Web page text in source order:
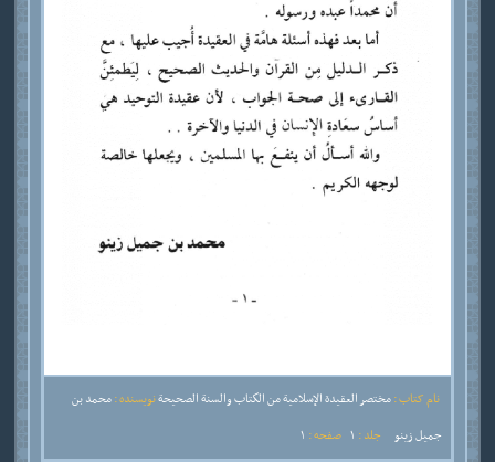
نام کتاب :مختصر العقيدة الإسلامية من الكتاب والسنة الصحيحةنویسنده :محمد بن
جميل زينو
جلد : صفحه :